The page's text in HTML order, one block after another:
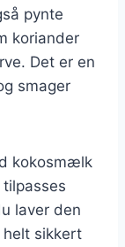
pynte
koriander
Det er en
smager
kokosmælk
laver den
sikkert